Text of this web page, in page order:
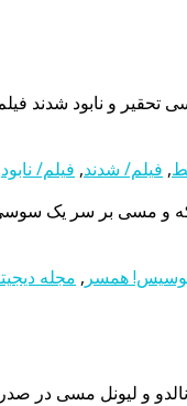
, فیلم/ شدند, فیلم/ نابود
مسی بر سر یک سوسی
همسر , مجله